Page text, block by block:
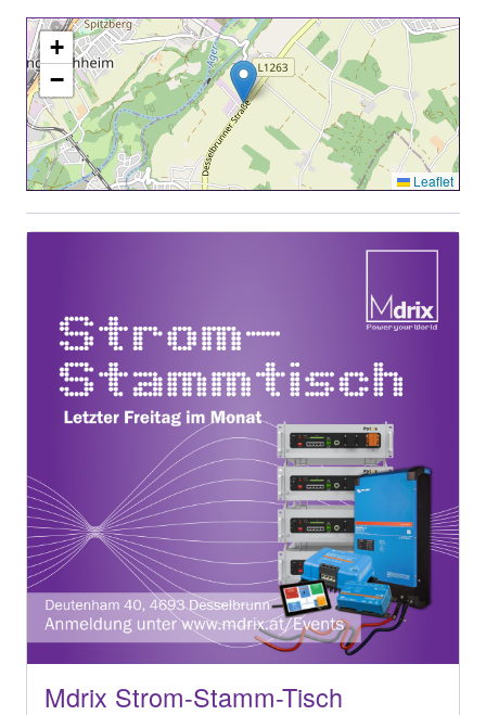
+
−
Leaflet
Mdrix Strom-Stamm-Tisch